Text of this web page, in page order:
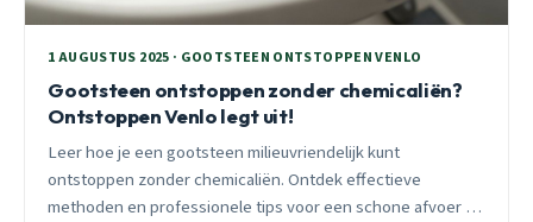
1 AUGUSTUS 2025 · GOOTSTEEN ONTSTOPPEN VENLO
Gootsteen ontstoppen zonder chemicaliën?
Ontstoppen Venlo legt uit!
Leer hoe je een gootsteen milieuvriendelijk kunt
ontstoppen zonder chemicaliën. Ontdek effectieve
methoden en professionele tips voor een schone afvoer in